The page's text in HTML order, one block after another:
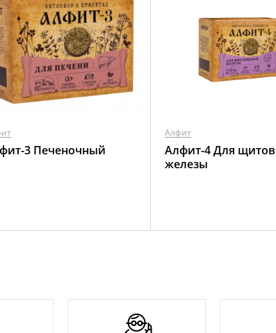
3 Печеночный
Алфит
Алфит-4 Для
железы